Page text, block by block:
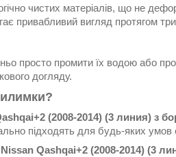
чистих матеріалів, що не
привабливий вигляд протягом
просто промити їх водою або
догляду.
(2008-2014) (3 линия) з
підходять для будь-яких умов
Qashqai+2 (2008-2014) (3